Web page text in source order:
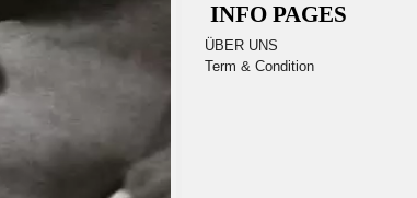
INFO PAGES
ÜBER UNS
Term & Condition